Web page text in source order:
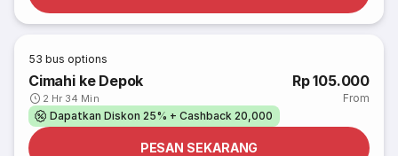
53 bus options
Cimahi ke Depok
2 Hr 34 Min
Rp 105.000
From
Dapatkan Diskon 25% + Cashback 20,000
PESAN SEKARANG